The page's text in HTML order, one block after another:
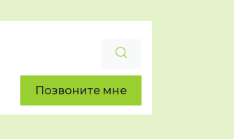
Позвоните мне